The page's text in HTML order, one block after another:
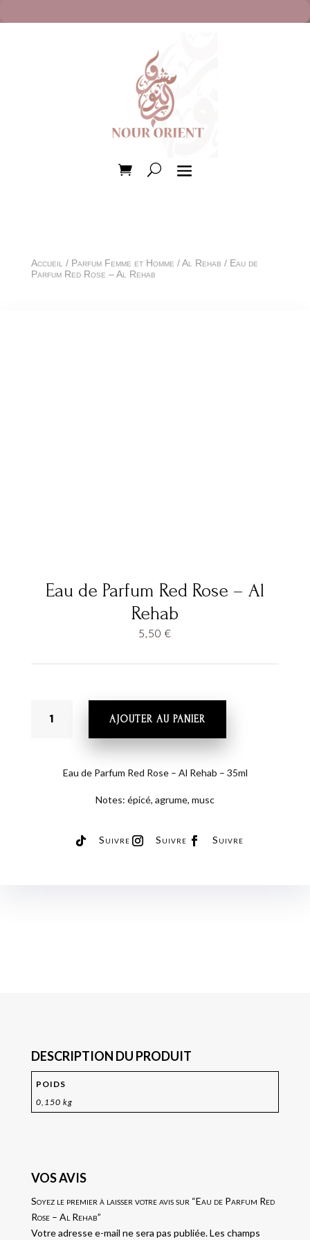
Accueil / Parfum Femme et Homme /Al Rehab / Eau de
Parfum Red Rose – Al Rehab
Eau de Parfum Red Rose – Al
Rehab
5,50 €
PARFUM
AJOUTER AU PANIER
Eau de Parfum Red Rose – Al Rehab – 35ml
Notes: épicé, agrume, musc
Suivre Suivre Suivre
DESCRIPTION DU PRODUIT
POIDS
0,150 kg
VOS AVIS
Soyez le premier à laisser votre avis sur “Eau de Parfum Red
Rose – Al Rehab”
Votre adresse e-mail ne sera pas publiée.Les champs